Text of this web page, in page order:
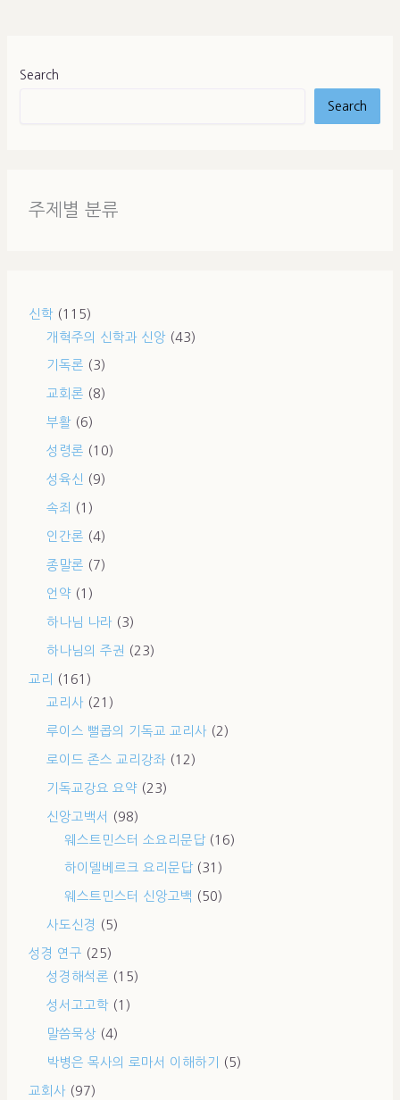
Search
Search
주제별 분류
신학 (115)
개혁주의 신학과 신앙 (43)
기독론 (3)
교회론 (8)
부활 (6)
성령론 (10)
성육신 (9)
속죄 (1)
인간론 (4)
종말론 (7)
언약 (1)
하나님 나라 (3)
하나님의 주권 (23)
교리
(161)
교리사 (21)
루이스 뻘콥의 기독교 교리사 (2)
로이드 존스 교리강좌 (12)
기독교강요 요약 (23)
신앙고백서
(98)
웨스트민스터 소요리문답(16)
하이델베르크 요리문답(31)
웨스트민스터 신앙고백 (50)
사도신경 (5)
성경 연구 (25)
성경해석론 (15)
성서고고학 (1)
말씀묵상 (4)
박병은 목사의 로마서 이해하기 (5)
교회사 (97)